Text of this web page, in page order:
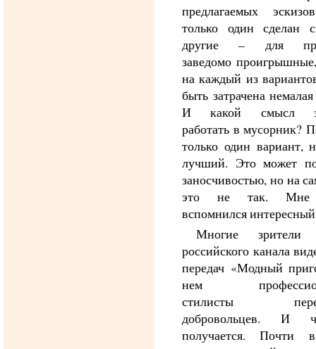
предлагаемых
только один сделан
другие – для
заведомо
на каждый из
быть затрачена
И какой смысл
работать в мусорник?
только один вариант,
лучший. Это может
заносчивостью, но на
это не так. Мне
вспомнился
Многие зрители
российского канала
передач «Модный
нем
стилисты
добровольцев. И
получается. Почти